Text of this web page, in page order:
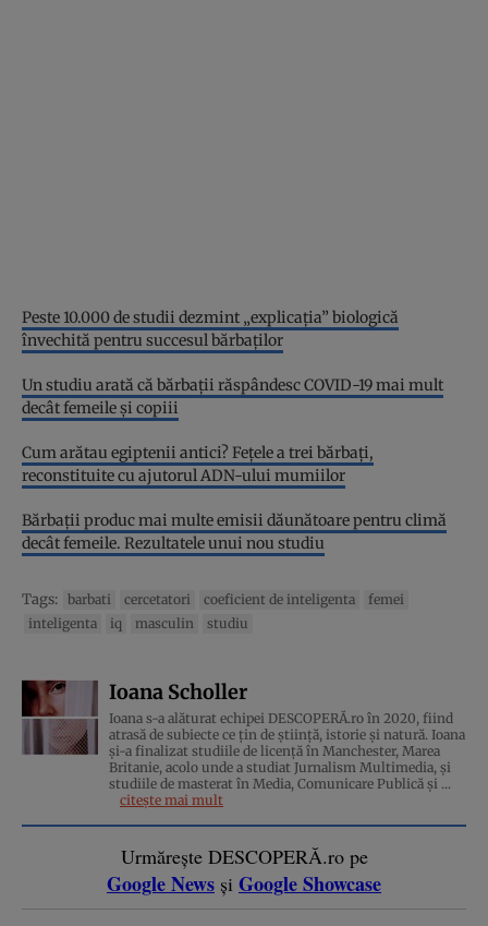
Peste 10.000 de studii dezmint „explicația” biologică
învechită pentru succesul bărbaților
Un studiu arată că bărbații răspândesc COVID-19 mai mult
decât femeile și copiii
Cum arătau egiptenii antici? Fețele a trei bărbați,
reconstituite cu ajutorul ADN-ului mumiilor
Bărbații produc mai multe emisii dăunătoare pentru climă
decât femeile. Rezultatele unui nou studiu
Tags: barbati cercetatori coeficient de inteligenta
femei
inteligenta
iq masculin studiu
Ioana Scholler
Ioana s-a alăturat echipei DESCOPERĂ.ro în 2020, fiind
atrasă de subiecte ce țin de știință, istorie și natură. Ioana
și-a finalizat studiile de licență în Manchester, Marea
Britanie, acolo unde a studiat Jurnalism Multimedia, și
studiile de masterat în Media, Comunicare Publică și ...
citește mai mult
Urmărește DESCOPERĂ.ro pe
Google News și Google Showcase